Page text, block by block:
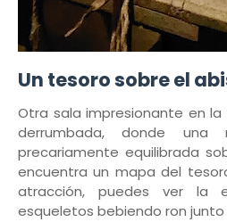
Un tesoro sobre el
Otra sala impresionante en
derrumbada, donde
precariamente equilibrada
encuentra un mapa del
atracción, puedes ver la
esqueletos bebiendo ron